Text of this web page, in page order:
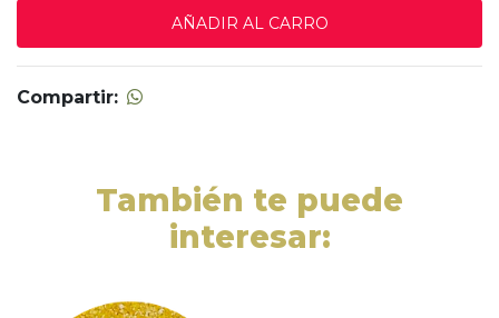
Compartir:
También te puede
interesar: